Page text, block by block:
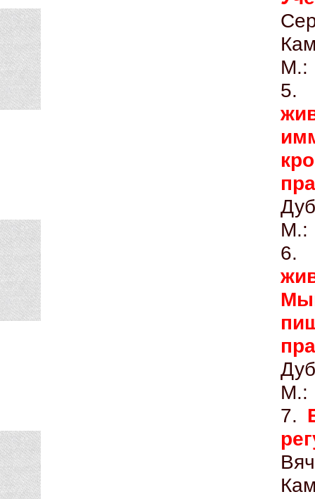
М.:
М.:
М.:
7.